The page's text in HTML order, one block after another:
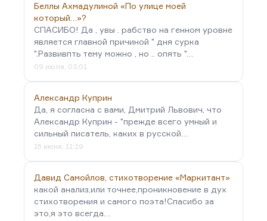
Беллы Ахмадулиной «По улице моей
который…»?
СПАСИБО! Да , увы . рабство на генном уровне
является главной причиной " дня сурка
".Развивпть тему можно , но .. опять "…
09 июля, 03:01
Александр Куприн
Да, я согласна с вами, Дмитрий Львович, что
Александр Куприн - "прежде всего умный и
сильный писатель, каких в русской…
15 июня, 11:29
Давид Самойлов, стихотворение «Маркитант»
какой анализ,или точнее,проникновение в дух
стихотворения и самого поэта!Спасибо за
это,я это всегда…